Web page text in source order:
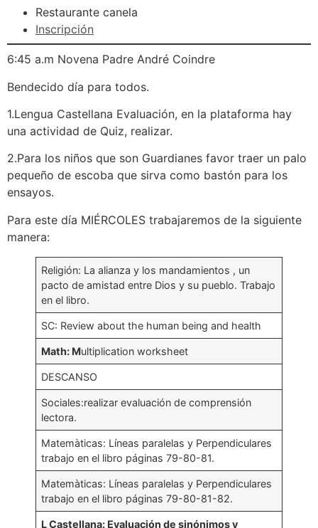
Restaurante canela
Inscripción
6:45 a.m Novena Padre André Coindre
Bendecido día para todos.
1.Lengua Castellana Evaluación, en la plataforma hay
una actividad de Quiz, realizar.
2.Para los niños que son Guardianes favor traer un palo
pequeño de escoba que sirva como bastón para los
ensayos.
Para este día MIÉRCOLES trabajaremos de la siguiente
manera:
Religión: La alianza y los mandamientos , un
pacto de amistad entre Dios y su pueblo. Trabajo
en el libro.
SC: Review about the human being and health
Math: Multiplication worksheet
DESCANSO
Sociales:realizar evaluación de comprensión
lectora.
Matemàticas: Líneas paralelas y Perpendiculares
trabajo en el libro páginas 79-80-81.
Matemàticas: Líneas paralelas y Perpendiculares
trabajo en el libro páginas 79-80-81-82.
L Castellana: Evaluación de sinónimos y